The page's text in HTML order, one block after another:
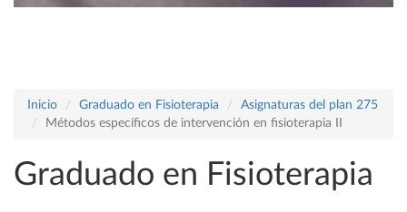
Inicio Graduado en Fisioterapia
Asignaturas del plan 275
Métodos específicos de intervención en fisioterapia II
Graduado en Fisioterapia